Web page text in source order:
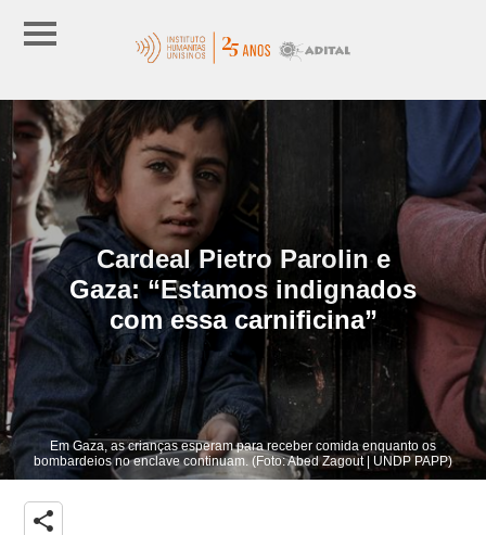
Cardeal Pietro Parolin e
Gaza: “Estamos indignados
com essa carnificina”
Em Gaza, as crianças esperam para receber comida enquanto os
bombardeios no enclave continuam. (Foto: Abed Zagout | UNDP PAPP)
share